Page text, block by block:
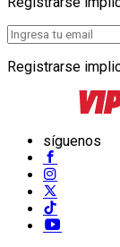
Registrarse
síguenos